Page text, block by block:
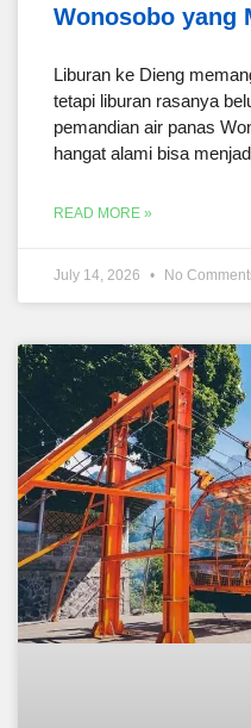
Wonosobo yang
Liburan ke Dieng
tetapi liburan rasanya
pemandian air panas
hangat alami bisa
READ MORE »
July 14, 2026 No